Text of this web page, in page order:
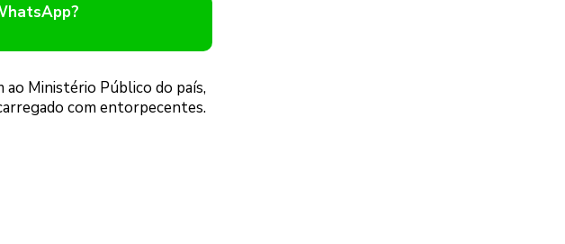
ao Ministério Público do país,
com entorpecentes.